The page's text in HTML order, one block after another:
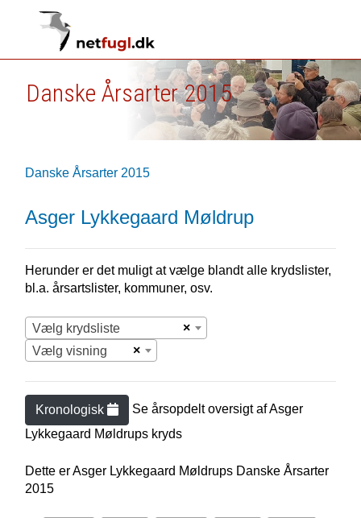
Danske Årsarter 2015
Danske Årsarter 2015
Asger Lykkegaard Møldrup
Herunder er det muligt at vælge blandt alle krydslister,
bl.a. årsartslister, kommuner, osv.
×
Vælg krydsliste
×
Vælg visning
Kronologisk Se årsopdelt oversigt afAsger
Lykkegaard Møldrups kryds
Dette er Asger Lykkegaard Møldrups Danske Årsarter
2015